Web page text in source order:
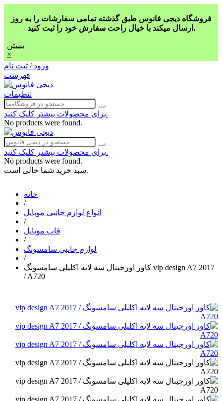
فروشگاه دیجی فانوس طبق گذشته تمامی سفارشات را به روز
ارسال میکند با خیال راحت سفارش خود را ثبت کنید.
بستن
×
ورود / ثبت نام
فهرست
تنظیمات
برای محصولات بیشتر کلیک کنید.
No products were found.
برای محصولات بیشتر کلیک کنید.
No products were found.
سبد خرید شما خالی است.
خانه
/
انواع لوازم جانبی موبایل
/
قاب موبایل
/
لوازم جانبی سامسونگ
/
کاور اورجینال سه لایه اکلیلی سامسونگ vip design A7 2017
/ A720